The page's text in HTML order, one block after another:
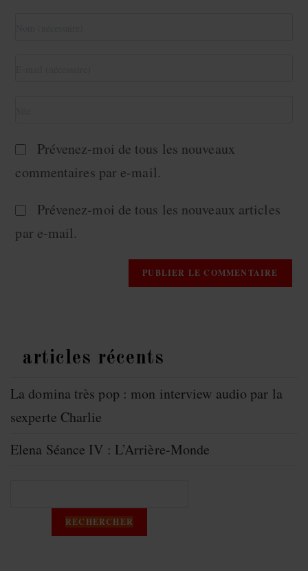
Prévenez-moi de tous les nouveaux
commentaires par e-mail.
Prévenez-moi de tous les nouveaux articles
par e-mail.
articles récents
La domina très pop : mon interview audio par la
sexperte Charlie
Elena Séance IV : L’Arrière-Monde
RECHERCHER